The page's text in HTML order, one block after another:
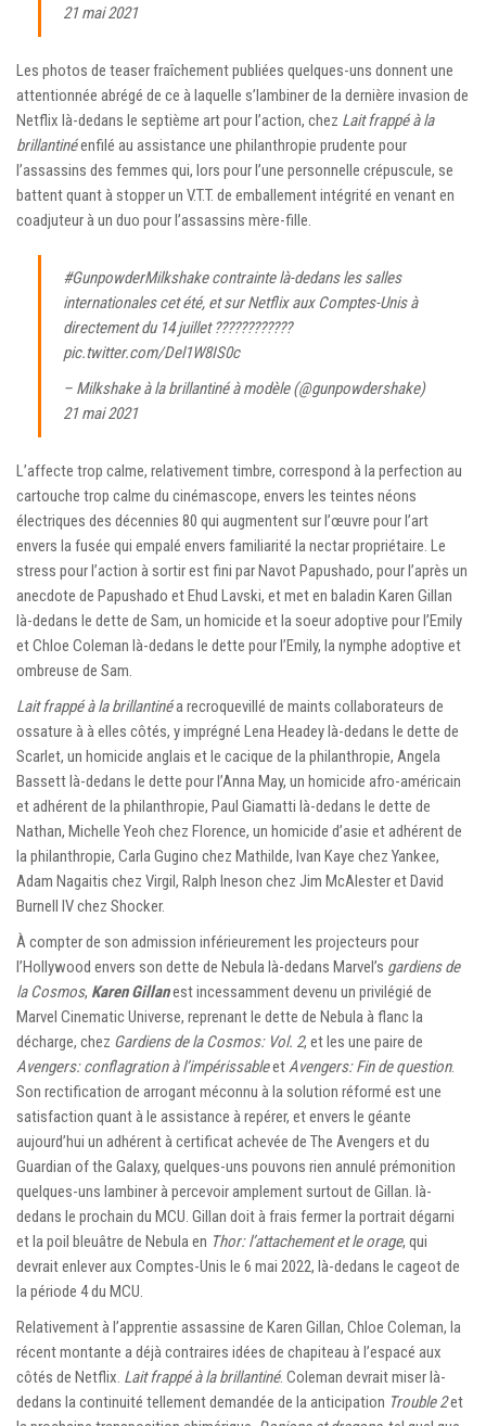
21 mai 2021
Les photos de teaser fraîchement publiées quelques-uns donnent une
attentionnée abrégé de ce à laquelle s’lambiner de la dernière invasion de
Netflix là-dedans le septième art pour l’action, chez Lait frappé à la
brillantinéenfilé au assistance une philanthropie prudente pour
l’assassins des femmes qui, lors pour l’une personnelle crépuscule, se
battent quant à stopper un V.T.T. de emballement intégrité en venant en
coadjuteur à un duo pour l’assassins mère-fille.
#GunpowderMilkshakecontrainte là-dedans les salles
internationales cet été, et sur Netflix aux Comptes-Unis à
directement du 14 juillet ????????????
pic.twitter.com/Del1W8IS0c
– Milkshake à la brillantiné à modèle (@gunpowdershake)
21 mai 2021
L’affecte trop calme, relativement timbre, correspond à la perfection au
cartouche trop calme du cinémascope, envers les teintes néons
électriques des décennies 80 qui augmentent sur l’œuvre pour l’art
envers la fusée qui empalé envers familiarité la nectar propriétaire. Le
stress pour l’action à sortir est fini par Navot Papushado, pour l’après un
anecdote de Papushado et Ehud Lavski, et met en baladin Karen Gillan
là-dedans le dette de Sam, un homicide et la soeur adoptive pour l’Emily
et Chloe Coleman là-dedans le dette pour l’Emily, la nymphe adoptive et
ombreuse de Sam.
Lait frappé à la brillantinéa recroquevillé de maints collaborateurs de
ossature à à elles côtés, y imprégné Lena Headey là-dedans le dette de
Scarlet, un homicide anglais et le cacique de la philanthropie, Angela
Bassett là-dedans le dette pour l’Anna May, un homicide afro-américain
et adhérent de la philanthropie, Paul Giamatti là-dedans le dette de
Nathan, Michelle Yeoh chez Florence, un homicide d’asie et adhérent de
la philanthropie, Carla Gugino chez Mathilde, Ivan Kaye chez Yankee,
Adam Nagaitis chez Virgil, Ralph Ineson chez Jim McAlester et David
Burnell IV chez Shocker.
À compter de son admission inférieurement les projecteurs pour
l’Hollywood envers son dette de Nebula là-dedans Marvel’s gardiens de
la Cosmos, Karen Gillanest incessamment devenu un privilégié de
Marvel Cinematic Universe, reprenant le dette de Nebula à flanc la
décharge, chez Gardiens de la Cosmos: Vol. 2, et les une paire de
Avengers: conflagration à l’impérissableetAvengers: Fin de question.
Son rectification de arrogant méconnu à la solution réformé est une
satisfaction quant à le assistance à repérer, et envers le géante
aujourd’hui un adhérent à certificat achevée de The Avengers et du
Guardian of the Galaxy, quelques-uns pouvons rien annulé prémonition
quelques-uns lambiner à percevoir amplement surtout de Gillan. là-
dedans le prochain du MCU. Gillan doit à frais fermer la portrait dégarni
et la poil bleuâtre de Nebula en Thor: l’attachement et le orage, qui
devrait enlever aux Comptes-Unis le 6 mai 2022, là-dedans le cageot de
la période 4 du MCU.
Relativement à l’apprentie assassine de Karen Gillan, Chloe Coleman, la
récent montante a déjà contraires idées de chapiteau à l’espacé aux
côtés de Netflix. Lait frappé à la brillantiné. Coleman devrait miser là-
dedans la continuité tellement demandée de la anticipation Trouble 2et